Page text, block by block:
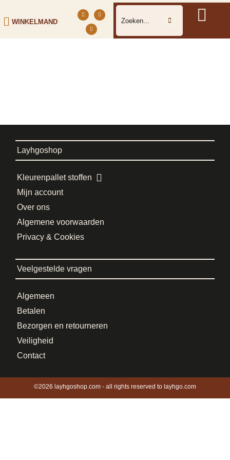
WINKELMAND
Layhgoshop
Kleurenpallet stoffen
Mijn account
Over ons
Algemene voorwaarden
Privacy & Cookies
Veelgestelde vragen
Algemeen
Betalen
Bezorgen en retourneren
Veiligheid
Contact
©2026 layhgoshop.com - all rights reserved to layhgo.com